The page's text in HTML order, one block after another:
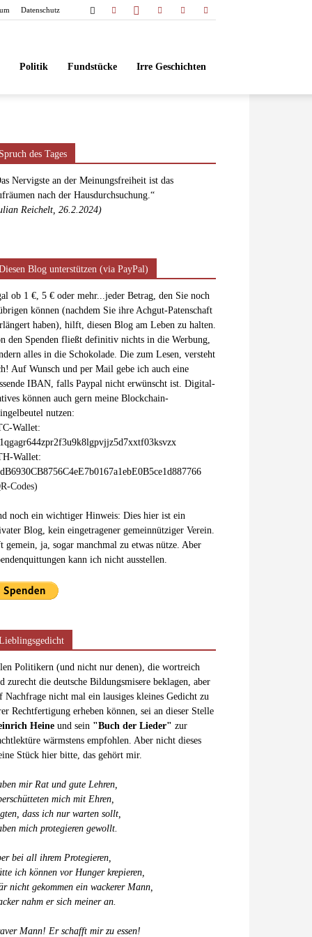
Datenschutz
Politik Fundstücke Irre Geschichten
Spruch des Tages
Nervigste an der Meinungsfreiheit ist das
nach der Hausdurchsuchung.“
Reichelt, 26.2.2024)
Blog unterstützen (via PayPal)
ob 1 €, 5 € oder mehr...jeder Betrag, den Sie noch
können (nachdem Sie ihre Achgut-Patenschaft
haben), hilft, diesen Blog am Leben zu halten.
den Spenden fließt definitiv nichts in die Werbung,
alles in die Schokolade. Die zum Lesen, versteht
Auf Wunsch und per Mail gebe ich auch eine
IBAN, falls Paypal nicht erwünscht ist. Digital-
können auch gern meine Blockchain-
nutzen:
Wallet:
Wallet:
Codes)
noch ein wichtiger Hinweis: Dies hier ist ein
Blog, kein eingetragener gemeinnütziger Verein.
gemein, ja, sogar manchmal zu etwas nütze. Aber
kann ich nicht ausstellen.
Politikern (und nicht nur denen), die wortreich
zurecht die deutsche Bildungsmisere beklagen, aber
Nachfrage nicht mal ein lausiges kleines Gedicht zu
Rechtfertigung erheben können, sei an dieser Stelle
Heine und sein "Buch der Lieder" zur
wärmstens empfohlen. Aber nicht dieses
Stück hier bitte, das gehört mir.
mir Rat und gute Lehren,
mich mit Ehren,
dass ich nur warten sollt,
mich protegieren gewollt.
bei all ihrem Protegieren,
ich können vor Hunger krepieren,
nicht gekommen ein wackerer Mann,
nahm er sich meiner an.
Mann! Er schafft mir zu essen!